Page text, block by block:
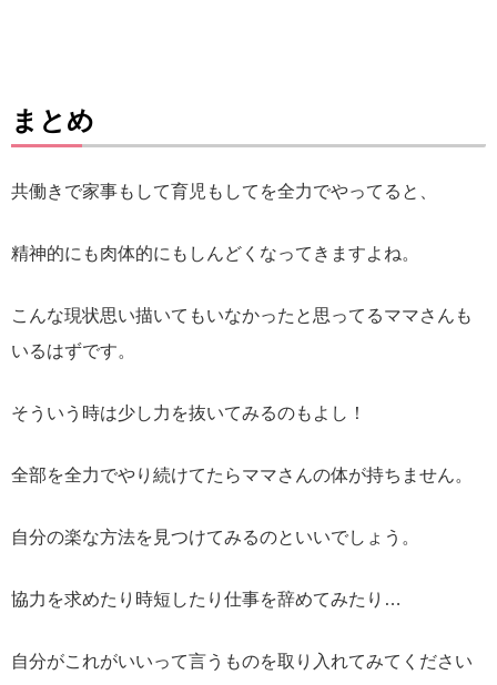
まとめ
共働きで家事もして育児もしてを全力でやってると、
精神的にも肉体的にもしんどくなってきますよね。
こんな現状思い描いてもいなかったと思ってるママさんも
いるはずです。
そういう時は少し力を抜いてみるのもよし！
全部を全力でやり続けてたらママさんの体が持ちません。
自分の楽な方法を見つけてみるのといいでしょう。
協力を求めたり時短したり仕事を辞めてみたり…
自分がこれがいいって言うものを取り入れてみてください